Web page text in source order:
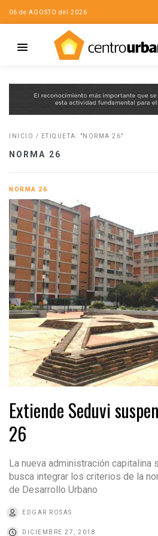
06 de AGOSTO del 2026
INICIO / ETIQUETA: "NORMA 26"
NORMA 26
NORMA 26
Extiende Seduvi
26
La nueva administración capitalina
busca integrar los criterios de la
de Desarrollo Urbano
EDGAR ROSAS
DICIEMBRE 27, 2018